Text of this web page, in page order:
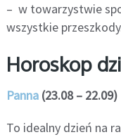
– w towarzystwie
wszystkie
Horoskop
Panna(23.08 – 22.09)
To idealny dzień na